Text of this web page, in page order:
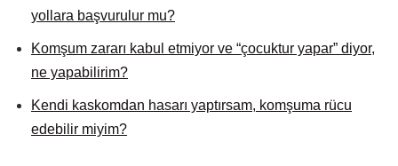
yollara başvurulur mu?
Komşum zararı kabul etmiyor ve “çocuktur yapar” diyor,
ne yapabilirim?
Kendi kaskomdan hasarı yaptırsam, komşuma rücu
edebilir miyim?